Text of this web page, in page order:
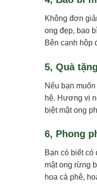
Không đơn
ong đẹp, bao
Bên cạnh hộp
5, Quà
Nếu bạn
hệ. Hương vị
biệt mật ong
6, Phong
Bạn có biết có
mật ong rừng
hoa cà phê,